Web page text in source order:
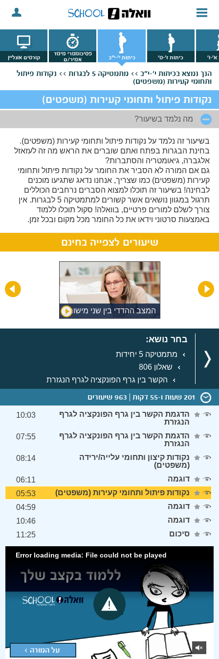
א'-ו' כיתות ז'-ט' כיתות י'-י"ב
פסיכומטרי מימד
אמיר/ם
קורסים אונליין
הנך נמצא בכיתות י'-י"ב >> מתמטיקה 5 לבגרות >>
נקודות פיתול
ותחומי קעירות (משפטים)
נקודות פיתול ותחומי קעירות (משפטים)
מה נלמד בשיעור?
בשיעור זה נלמד על נקודות פיתול ותחומי קעירות (משפטים).
בחינת הבגרות בפתח ואתם שוברים את הראש מה זה לעזאזל
אלגברה, גיאומטריה והסתברות?
גם אם המורה לא הסביר את החומר על נקודות פיתול ותחומי
קעירות (משפטים) כמו שצריך, אנחנו נדאג שתגיעו מוכנים
לבחינה! בשיעור זה תוכלו למצוא הסברים נרחבים הכוללים
תרגול במגוון נושאים אשר קשורים למתמטיקה 5 לבגרות. אין
צורך לשלם למורים פרטיים, בוואלה! סקול תוכלו ללמוד
באמצעות סרטוני וידאו את כל החומר מכל מקום ובכל זמן.
שיעורים לצפייה בחינם
המצב ההדדי בין שני מישורים
בחר נושא:
מתמטיקה 5 יחידות
שאלון 806
הקשר בין גרף הפונקציה לגרף הנגזרת
201 שעות ו-55 דקות 963 שיעורים
הדגמת הקשר בין גרף הפונקציה לגרף
הנגזרת
10:03
הדגמת הקשר בין גרף הפונקציה לגרף
הנגזרת
07:55
נקודות קיצון ותחומי עלייה/ירידה
(משפטים)
08:14
דוגמה
06:11
נקודות פיתול ותחומי קעירות (משפטים)
05:53
דוגמה
04:59
דוגמה
10:46
סיכום
11:25
על המורה >
Error loading media: File could not be played